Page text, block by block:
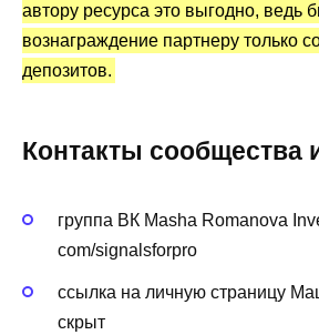
автору ресурса это выгодно, ведь
вознаграждение партнеру только
депозитов.
Контакты сообщества
группа ВК Masha Romanova
com/signalsforpro
ссылка на личную страницу
скрыт